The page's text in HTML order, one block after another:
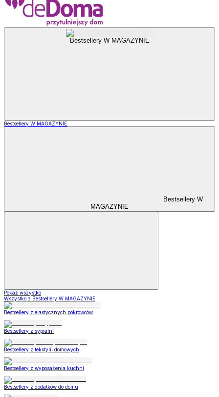
Bestsellery W MAGAZYNIE
Bestsellery W MAGAZYNIE
Bestsellery W
MAGAZYNIE
Pokaż wszystko
Wszystko z Bestsellery W MAGAZYNIE
Bestsellery z elastycznych pokrowców
Bestsellery z sypialni
Bestsellery z tekstylii domowych
Bestsellery z wyposażenia kuchni
Bestsellery z dodatków do domu